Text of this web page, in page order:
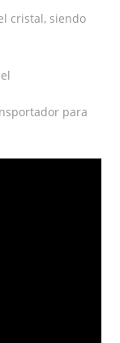
cristal, siendo
para